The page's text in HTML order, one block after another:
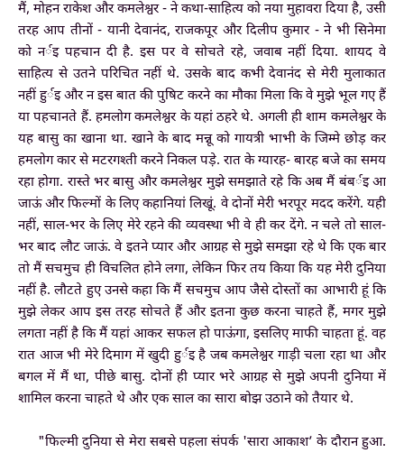
मैं, मोहन राकेश और कमलेश्वर - ने कथा-साहित्य को नया मुहावरा दिया है, उसी
तरह आप तीनों - यानी देवानंद, राजकपूर और दिलीप कुमार - ने भी सिनेमा
को नर्इ पहचान दी है. इस पर वे सोचते रहे, जवाब नहीं दिया. शायद वे
साहित्य से उतने परिचित नहीं थे. उसके बाद कभी देवानंद से मेरी मुलाकात
नहीं हुर्इ और न इस बात की पुषिट करने का मौका मिला कि वे मुझे भूल गए हैं
या पहचानते हैं. हमलोग कमलेश्वर के यहां ठहरे थे. अगली ही शाम कमलेश्वर के
यह बासु का खाना था. खाने के बाद मन्नू को गायत्री भाभी के जिम्मे छोड़ कर
हमलोग कार से मटरगश्ती करने निकल पड़े. रात के ग्यारह- बारह बजे का समय
रहा होगा. रास्ते भर बासु और कमलेश्वर मुझे समझाते रहे कि अब मैं बंबर्इ आ
जाऊं और फिल्मों के लिए कहानियां लिखूं. वे दोनों मेरी भरपूर मदद करेंगे. यही
नहीं, साल-भर के लिए मेरे रहने की व्यवस्था भी वे ही कर देंगे. न चले तो साल-
भर बाद लौट जाऊं. वे इतने प्यार और आग्रह से मुझे समझा रहे थे कि एक बार
तो मैं सचमुच ही विचलित होने लगा, लेकिन फिर तय किया कि यह मेरी दुनिया
नहीं है. लौटते हुए उनसे कहा कि मैं सचमुच आप जैसे दोस्तों का आभारी हूं कि
मुझे लेकर आप इस तरह सोचते हैं और इतना कुछ करना चाहते हैं, मगर मुझे
लगता नहीं है कि मैं यहां आकर सफल हो पाऊंगा, इसलिए माफी चाहता हूं. वह
रात आज भी मेरे दिमाग में खुदी हुर्इ है जब कमलेश्वर गाड़ी चला रहा था और
बगल में मैं था, पीछे बासु. दोनों ही प्यार भरे आग्रह से मुझे अपनी दुनिया में
शामिल करना चाहते थे और एक साल का सारा बोझ उठाने को तैयार थे.
"फिल्मी दुनिया से मेरा सबसे पहला संपर्क 'सारा आकाश’ के दौरान हुआ.